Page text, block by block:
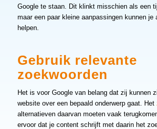
Google te staan. Dit klinkt misschien als een
maar een paar kleine aanpassingen kunnen je
helpen.
Gebruik relevante
zoekwoorden
Het is voor Google van belang dat zij kunnen
website over een bepaald onderwerp gaat. Het
alternatieven daarvan moeten vaak
ervoor dat je content schrijft met daarin het